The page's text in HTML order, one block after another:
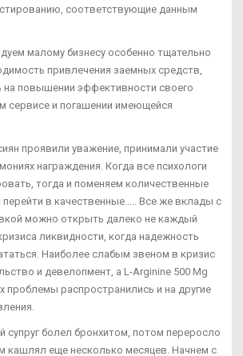
соответствующие данным
малому бизнесу особенно тщательно
привлечения заемных средств,
повышении эффективности своего
сервисе и погашении имеющейся
проявили уважение, принимали участие
награждения. Когда все психологи
тогда и поменяем количественные
в качественные..... Все же вклады с
можно открыть далеко не каждый
ликвидности, когда надежность
Наиболее слабым звеном в кризис
и девелопмент, а L-Arginine 500 Mg
проблемы распространились и на другие
болел бронхитом, потом переросло
кашлял еще несколько месяцев. Начнем с